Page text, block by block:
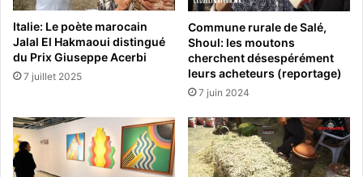
Italie: Le poète marocain
Jalal El Hakmaoui distingué
du Prix Giuseppe Acerbi
7 juillet 2025
Commune rurale de Salé,
Shoul: les moutons
cherchent désespérément
leurs acheteurs (reportage)
7 juin 2024